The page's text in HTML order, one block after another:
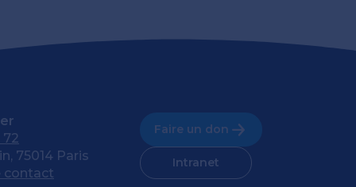
72
75014 Paris
contact
Faire un don
Intranet